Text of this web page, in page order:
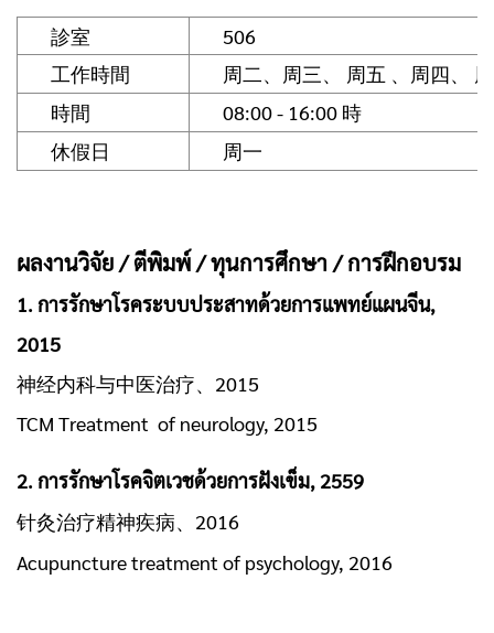
診室
506
工作時間
周二、周三、 周五 、周四、
時間
08:00 - 16:00 時
休假日
周一
ผลงานวิจัย / ตีพิมพ์ / ทุนการศึกษา / การฝึกอบรม
1. การรักษาโรคระบบประสาทด้วยการแพทย์แผนจีน,
2015
神经内科与中医治疗、2015
TCM Treatment of neurology, 2015
2. การรักษาโรคจิตเวชด้วยการฝังเข็ม, 2559
针灸治疗精神疾病、2016
Acupuncture treatment of psychology, 2016